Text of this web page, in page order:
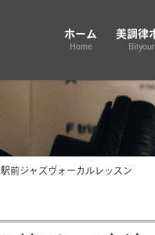
ホーム
Home
美調律
前ジャズヴォーカルレッスン